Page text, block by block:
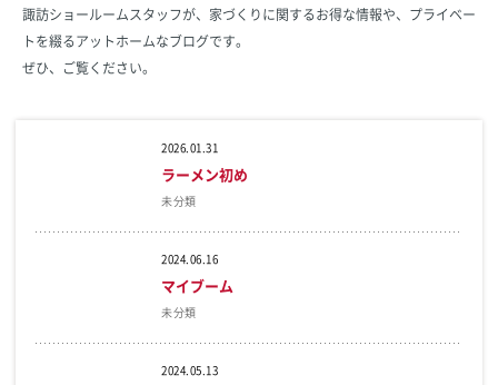
諏訪ショールームスタッフが、家づくりに関するお得な情報や、 プライベー
トを綴るアットホームなブログです。
ぜひ、ご覧ください。
2026.01.31
未分類
ラーメン初め
2024.06.16
未分類
マイブーム
2024.05.13